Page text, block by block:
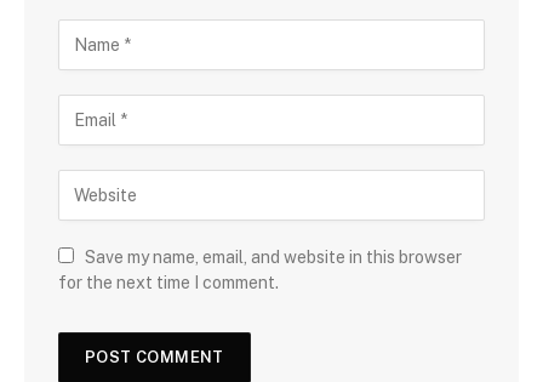
Save my name, email, and website in this browser
for the next time I comment.